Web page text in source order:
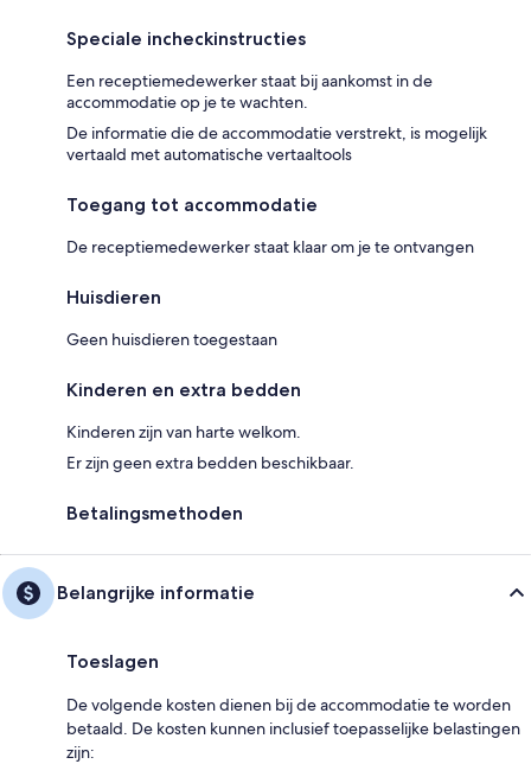
Speciale incheckinstructies
Een receptiemedewerker staat bij aankomst in de
accommodatie op je te wachten.
De informatie die de accommodatie verstrekt, is mogelijk
vertaald met automatische vertaaltools
Toegang tot accommodatie
De receptiemedewerker staat klaar om je te ontvangen
Huisdieren
Geen huisdieren toegestaan
Kinderen en extra bedden
Kinderen zijn van harte welkom.
Er zijn geen extra bedden beschikbaar.
Betalingsmethoden
Belangrijke informatie
Toeslagen
De volgende kosten dienen bij de accommodatie te worden
betaald. De kosten kunnen inclusief toepasselijke belastingen
zijn: